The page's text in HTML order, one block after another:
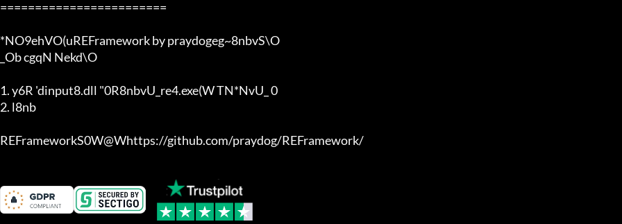
========================
*NO9ehVO(uREFramework by praydogeg~8nbvS\O
_Ob cgqN Nekd\O
1. y6R 'dinput8.dll "0R8nbvU_re4.exe(W TN*NvU_ 0
2. l8nb
REFrameworkS0W@Whttps://github.com/praydog/REFramework/